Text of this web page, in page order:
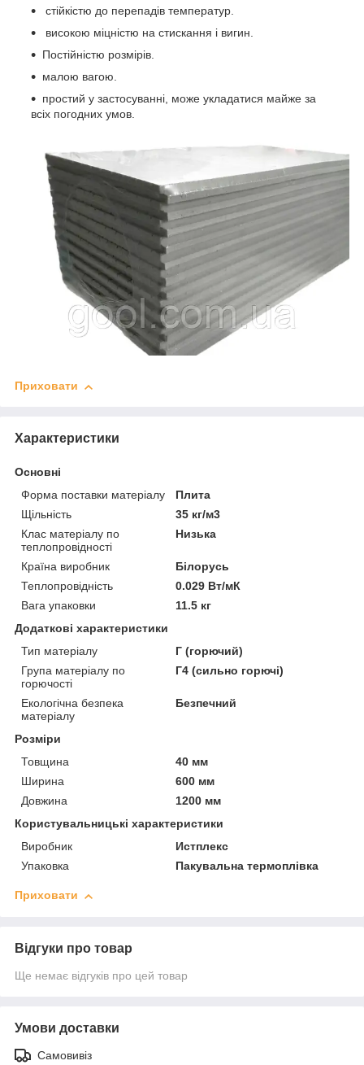
стійкістю до перепадів температур.
високою міцністю на стискання і вигин.
Постійністю розмірів.
малою вагою.
простий у застосуванні, може укладатися майже за
всіх погодних умов.
Приховати
Характеристики
Основні
Форма поставки матеріалу
Плита
Щільність
35 кг/м3
Клас матеріалу по
теплопровідності
Низька
Країна виробник
Білорусь
Теплопровідність
0.029 Вт/мК
Вага упаковки
11.5 кг
Додаткові характеристики
Тип матеріалу
Г (горючий)
Група матеріалу по
горючості
Г4 (сильно горючі)
Екологічна безпека
матеріалу
Безпечний
Розміри
Товщина
40 мм
Ширина
600 мм
Довжина
1200 мм
Користувальницькі характеристики
Виробник
Истплекс
Упаковка
Пакувальна термоплівка
Приховати
Відгуки про товар
Ще немає відгуків про цей товар
Умови доставки
Самовивіз